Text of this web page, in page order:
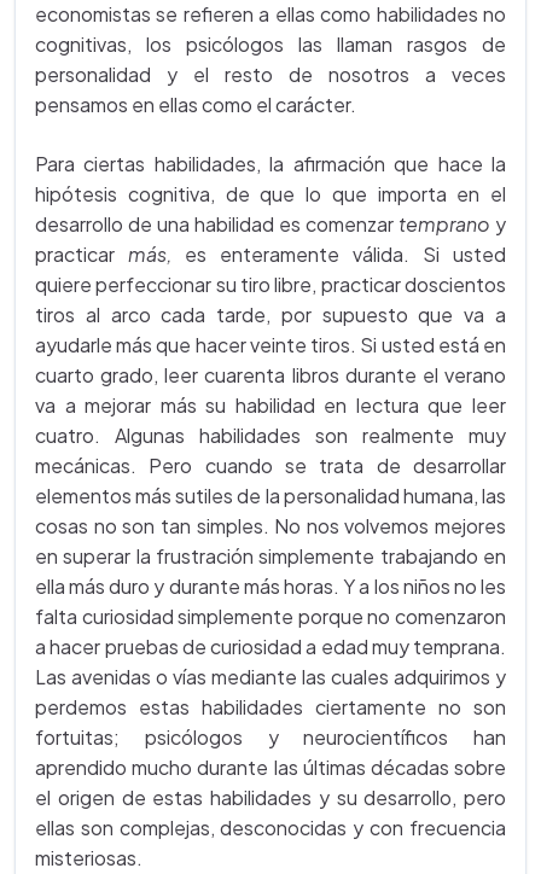
economistas se refieren a ellas como habilidades no
cognitivas, los psicólogos las llaman rasgos de
personalidad y el resto de nosotros a veces
pensamos en ellas como el carácter.
Para ciertas habilidades, la afirmación que hace la
hipótesis cognitiva, de que lo que importa en el
desarrollo de una habilidad es comenzar temprano y
practicar más, es enteramente válida. Si usted
quiere perfeccionar su tiro libre, practicar doscientos
tiros al arco cada tarde, por supuesto que va a
ayudarle más que hacer veinte tiros. Si usted está en
cuarto grado, leer cuarenta libros durante el verano
va a mejorar más su habilidad en lectura que leer
cuatro. Algunas habilidades son realmente muy
mecánicas. Pero cuando se trata de desarrollar
elementos más sutiles de la personalidad humana, las
cosas no son tan simples. No nos volvemos mejores
en superar la frustración simplemente trabajando en
ella más duro y durante más horas. Y a los niños no les
falta curiosidad simplemente porque no comenzaron
a hacer pruebas de curiosidad a edad muy temprana.
Las avenidas o vías mediante las cuales adquirimos y
perdemos estas habilidades ciertamente no son
fortuitas; psicólogos y neurocientíficos han
aprendido mucho durante las últimas décadas sobre
el origen de estas habilidades y su desarrollo, pero
ellas son complejas, desconocidas y con frecuencia
misteriosas.